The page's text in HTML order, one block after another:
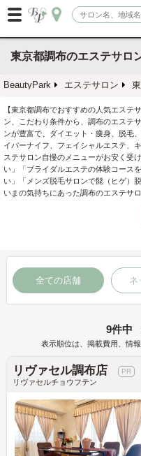
東京都調布のエステサロ
BeautyPark エステサロン
【東京都調布でおすすめの人気エステ
ン、こだわり条件から、調布のエステ
ンが豊富で、ダイエット・痩身、脱毛
イパーナイフ、フェイシャルエステ、
ステサロン自慢のメニューがお安く受
い」「ブライダルエステの体験コース
い」「メンズ脱毛サロンで髭（ヒゲ）
いまの気持ちにあった調布のエステサ
全ての店舗 ネ
9件中
表示順位は、掲載費用、情
リヴァセル調布店
リヴァセルチョウフテン